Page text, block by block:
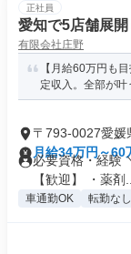
正社員
愛知で5店舗展
有限会社庄野
【月給60万円も
定収入。全部が
〒793-0027愛媛
月給34万円～60
必要資格・経験
【歓迎】 ・薬剤...
車通勤OK 転勤なし